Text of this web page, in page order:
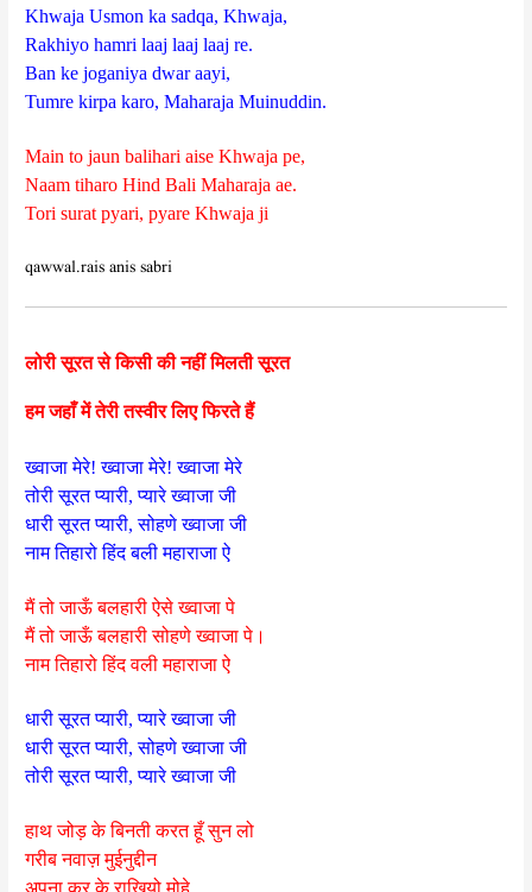
Khwaja Usmon ka sadqa, Khwaja,
Rakhiyo hamri laaj laaj laaj re.
Ban ke joganiya dwar aayi,
Tumre kirpa karo, Maharaja Muinuddin.
Main to jaun balihari aise Khwaja pe,
Naam tiharo Hind Bali Maharaja ae.
Tori surat pyari, pyare Khwaja ji
qawwal.rais anis sabri
लोरी सूरत से किसी की नहीं मिलती सूरत
हम जहाँ में तेरी तस्वीर लिए फिरते हैं
ख्वाजा मेरे! ख्वाजा मेरे! ख्वाजा मेरे
तोरी सूरत प्यारी, प्यारे ख्वाजा जी
धारी सूरत प्यारी, सोहणे ख्वाजा जी
नाम तिहारो हिंद बली महाराजा ऐ
मैं तो जाऊँ बलहारी ऐसे ख्वाजा पे
मैं तो जाऊँ बलहारी सोहणे ख्वाजा पे।
नाम तिहारो हिंद वली महाराजा ऐ
धारी सूरत प्यारी, प्यारे ख्वाजा जी
धारी सूरत प्यारी, सोहणे ख्वाजा जी
तोरी सूरत प्यारी, प्यारे ख्वाजा जी
हाथ जोड़ के बिनती करत हूँ सुन लो
गरीब नवाज़ मुईनुद्दीन
अपना कर के राखियो मोहे